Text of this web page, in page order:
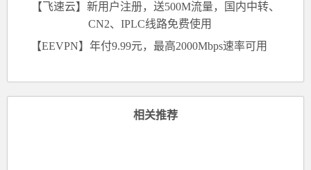
【飞速云】新用户注册，送500M流量，国内中转、
CN2、IPLC线路免费使用
【EEVPN】年付9.99元，最高2000Mbps速率可用
相关推荐